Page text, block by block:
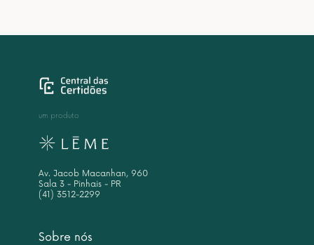
Sobre nós
um produto
Av. Jacob Macanhan, 960
Sala 3 - Pinhais - PR
(41) 3512-2299